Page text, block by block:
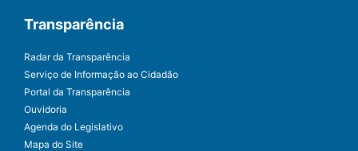
Transparência
Radar da Transparência
Serviço de Informação ao Cidadão
Portal da Transparência
Ouvidoria
Agenda do Legislativo
Mapa do Site